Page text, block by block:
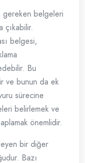
gereken belgeleri
çıkabilir.
belgesi,
Bu
ve bunun da ek
sürecine
belirlemek ve
önemlidir.
bir diğer
Bazı